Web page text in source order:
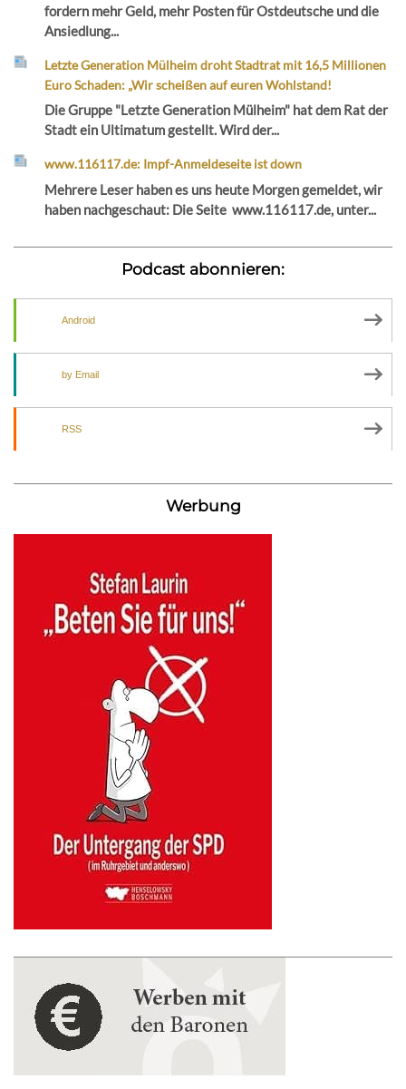
fordern mehr Geld, mehr Posten für Ostdeutsche und die
Ansiedlung...
Letzte Generation Mülheim droht Stadtrat mit 16,5 Millionen
Euro Schaden: „Wir scheißen auf euren Wohlstand!
Die Gruppe "Letzte Generation Mülheim" hat dem Rat der
Stadt ein Ultimatum gestellt. Wird der...
www.116117.de: Impf-Anmeldeseite ist down
Mehrere Leser haben es uns heute Morgen gemeldet, wir
haben nachgeschaut: Die Seite www.116117.de, unter...
Podcast abonnieren:
Android
by Email
RSS
Werbung